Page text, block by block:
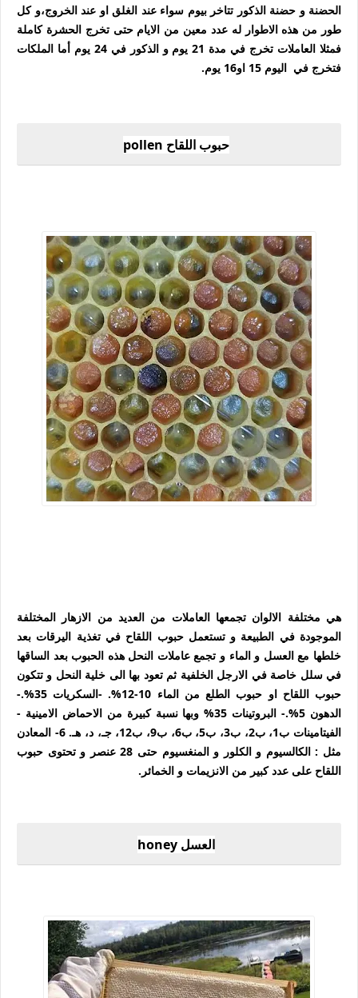
الحضنة و حضنة الذكور تتاخر بيوم سواء عند الغلق او عند الخروج،و كل
طور من هذه الاطوار له عدد معين من الايام حتى تخرج الحشرة كاملة
فمثلا العاملات تخرج في مدة 21 يوم و الذكور في 24 يوم أما الملكات
فتخرج في اليوم 15 او16 يوم.
حبوب اللقاح pollen
هي مختلفة الالوان تجمعها العاملات من العديد من الازهار المختلفة
الموجودة في الطبيعة و تستعمل حبوب اللقاح في تغذية اليرقات بعد
خلطها مع العسل و الماء و تجمع عاملات النحل هذه الحبوب بعد الساقها
في سلل خاصة في الارجل الخلفية ثم تعود بها الى خلية النحل و تتكون
حبوب اللقاح او حبوب الطلع من الماء 10-12%. -السكريات 35%.-
الدهون 5%.- البروتينات 35% وبها نسبة كبيرة من الاحماض الامينية -
الفيتامينات ب1، ب2، ب3، ب5، ب6، ب9، ب12، جـ، د، هـ. 6- المعادن
مثل : الكالسيوم و الكلور و المنغسيوم حتى 28 عنصر و تحتوى حبوب
اللقاح على عدد كبير من الانزيمات و الخمائر.
العسل honey